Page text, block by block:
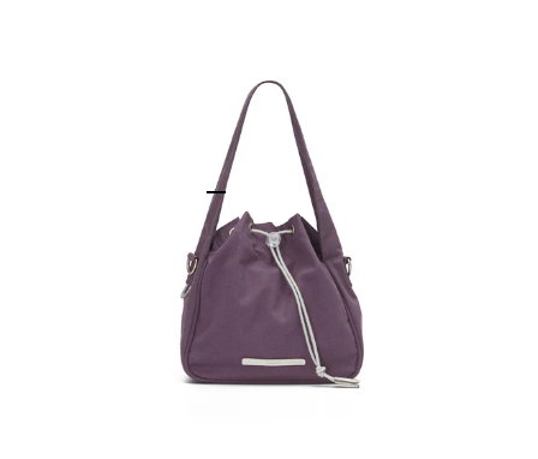
I18n Error: Missing interpolation value
I18n Error: Missing interpolation value
I18n Error: Missing interpolation value
I18n Error: Missing interpolation value
I18n Error: Missing interpolation value
I18n Error: Missing interpolation
I18n Error: Missing interpolation
I18n Error: Missing interpolation
I18n Error: Missing interpolation
I18n Error: Missing
I18n Error: Missing
I18n Error: Missing